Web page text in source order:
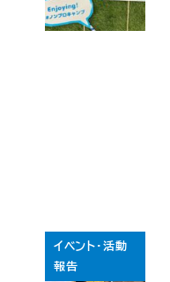
イベント・活動
報告